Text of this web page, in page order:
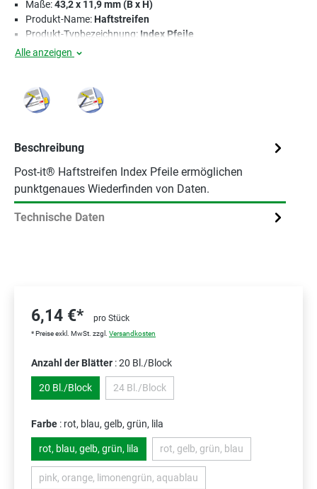
Maße:43,2 x 11,9 mm (B x H)
Produkt-Name:Haftstreifen
Produkt-Typbezeichnung: Index Pfeile
Alle anzeigen
Beschreibung
Post-it® Haftstreifen Index Pfeile ermöglichen
punktgenaues Wiederfinden von Daten.
Technische Daten
6,14 €* pro Stück
* Preise exkl. MwSt. zzgl. Versandkosten
Anzahl der Blätter : 20 Bl./Block
20 Bl./Block 24 Bl./Block(Diese Option ist zurzeit nicht verfügbar.)
Farbe : rot, blau, gelb, grün, lila
rot, blau, gelb, grün, lila rot, gelb, grün, blau(Diese Option ist zurzeit nicht
pink, orange, limonengrün, aquablau
(Diese Option ist zurzeit nicht verfügbar.)